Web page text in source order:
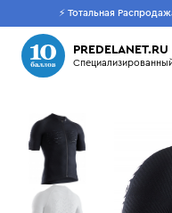
⚡ Тотальная
PREDELANET.RU
Пусто
Что будем искать?